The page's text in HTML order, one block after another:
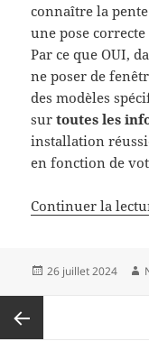
connaître la
une pose
Par ce que OUI,
ne poser de
des modèles
surtoutes les
installation
en fonction de
Continuer la
Publié
26 juillet 2024
des